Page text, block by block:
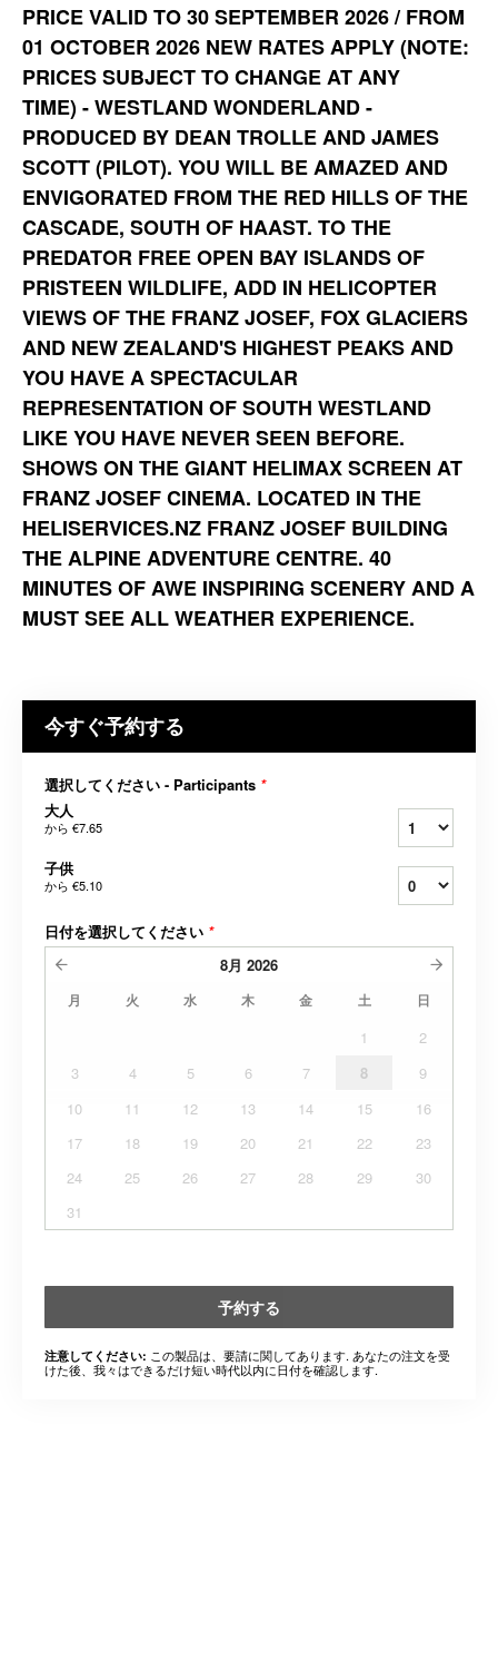
PRICE VALID TO 30 SEPTEMBER 2026 / FROM
01 OCTOBER 2026 NEW RATES APPLY(NOTE:
PRICES SUBJECT TO CHANGE AT ANY
TIME)-WESTLAND WONDERLAND -
PRODUCED BY DEAN TROLLE AND JAMES
SCOTT (PILOT). YOU WILL BE AMAZED AND
ENVIGORATED FROM THE RED HILLS OF THE
CASCADE, SOUTH OF HAAST. TO THE
PREDATOR FREE OPEN BAY ISLANDS OF
PRISTEEN WILDLIFE, ADD IN HELICOPTER
VIEWS OF THE FRANZ JOSEF, FOX GLACIERS
AND NEW ZEALAND'S HIGHEST PEAKS AND
YOU HAVE A SPECTACULAR
REPRESENTATION OF SOUTH WESTLAND
LIKE YOU HAVE NEVER SEEN BEFORE.
SHOWS ON THE GIANT HELIMAX SCREEN AT
FRANZ JOSEF CINEMA. LOCATED IN THE
HELISERVICES.NZ FRANZ JOSEF BUILDING
THE ALPINE ADVENTURE CENTRE. 40
MINUTES OF AWE INSPIRING SCENERY AND A
MUST SEE ALL WEATHER EXPERIENCE.
今すぐ予約する
選択してください - Participants *
大人
から €7.65
子供
から €5.10
日付を選択してください *
8月 2026
月 火 水 木 金 土 日
1
2
3
4 5 6 7 8
9
10
11 12 13 14 15
16
17
18 19 20 21 22
23
24
25 26 27 28 29
30
31
予約する
注意してください: この製品は、要請に関してあります. あなたの注文を受
けた後、我々はできるだけ短い時代以内に日付を確認します.